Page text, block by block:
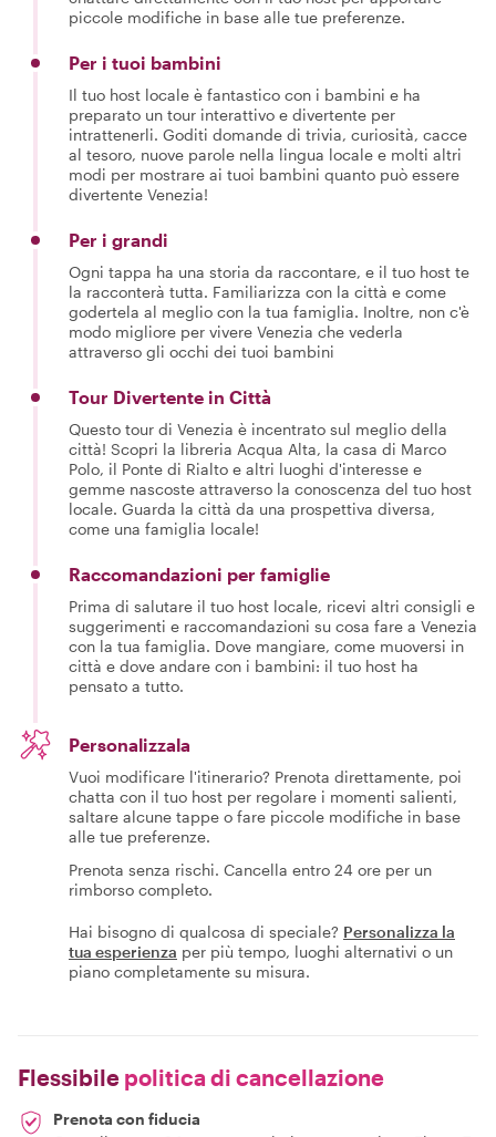
piccole modifiche in base alle tue preferenze.
Per i tuoi bambini
Il tuo host locale è fantastico con i bambini e ha
preparato un tour interattivo e divertente per
intrattenerli. Goditi domande di trivia, curiosità, cacce
al tesoro, nuove parole nella lingua locale e molti altri
modi per mostrare ai tuoi bambini quanto può essere
divertente Venezia!
Per i grandi
Ogni tappa ha una storia da raccontare, e il tuo host te
la racconterà tutta. Familiarizza con la città e come
godertela al meglio con la tua famiglia. Inoltre, non c'è
modo migliore per vivere Venezia che vederla
attraverso gli occhi dei tuoi bambini
Tour Divertente in Città
Questo tour di Venezia è incentrato sul meglio della
città! Scopri la libreria Acqua Alta, la casa di Marco
Polo, il Ponte di Rialto e altri luoghi d'interesse e
gemme nascoste attraverso la conoscenza del tuo host
locale. Guarda la città da una prospettiva diversa,
come una famiglia locale!
Raccomandazioni per famiglie
Prima di salutare il tuo host locale, ricevi altri consigli e
suggerimenti e raccomandazioni su cosa fare a Venezia
con la tua famiglia. Dove mangiare, come muoversi in
città e dove andare con i bambini: il tuo host ha
pensato a tutto.
Personalizzala
Vuoi modificare l'itinerario? Prenota direttamente, poi
chatta con il tuo host per regolare i momenti salienti,
saltare alcune tappe o fare piccole modifiche in base
alle tue preferenze.
Prenota senza rischi. Cancella entro 24 ore per un
rimborso completo.
Hai bisogno di qualcosa di speciale? Personalizza la
tua esperienza per più tempo, luoghi alternativi o un
piano completamente su misura.
Flessibile politica di cancellazione
Prenota con fiducia